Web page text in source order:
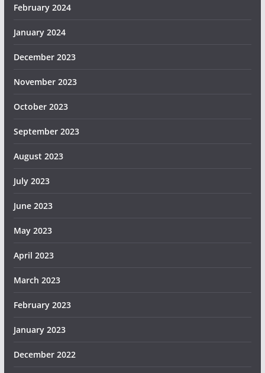
February 2024
January 2024
December 2023
November 2023
October 2023
September 2023
August 2023
July 2023
June 2023
May 2023
April 2023
March 2023
February 2023
January 2023
December 2022